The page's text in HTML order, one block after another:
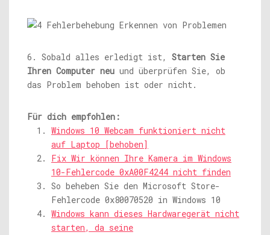
6. Sobald alles erledigt ist, Starten Sie
Ihren Computer neu und überprüfen Sie, ob
das Problem behoben ist oder nicht.
Für dich empfohlen:
Windows 10 Webcam funktioniert nicht
auf Laptop [behoben]
Fix Wir können Ihre Kamera im Windows
10-Fehlercode 0xA00F4244 nicht finden
So beheben Sie den Microsoft Store-
Fehlercode 0x80070520 in Windows 10
Windows kann dieses Hardwaregerät nicht
starten, da seine